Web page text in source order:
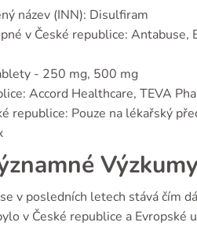
název (INN): Disulfiram
v České republice: Antabuse,
- 250 mg, 500 mg
Accord Healthcare, TEVA
republice: Pouze na lékařský
v posledních letech stává čím
v České republice a Evropské